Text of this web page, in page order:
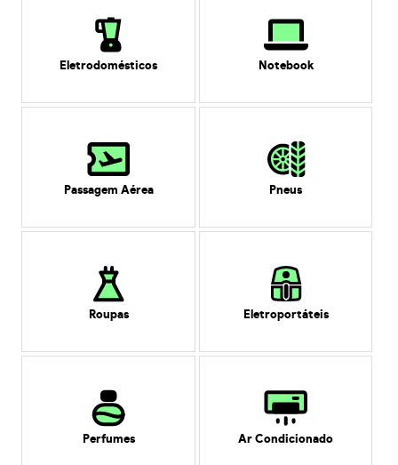
Eletrodomésticos Notebook
Passagem Aérea Pneus
Roupas Eletroportáteis
Perfumes Ar Condicionado